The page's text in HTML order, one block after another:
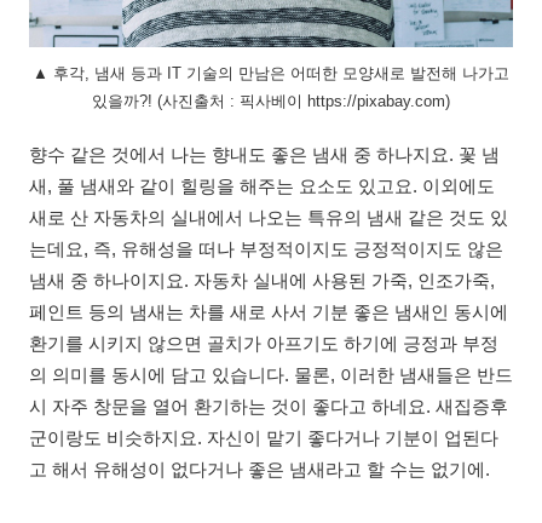
▲ 후각, 냄새 등과 IT 기술의 만남은 어떠한 모양새로 발전해 나가고
있을까?! (사진출처 : 픽사베이 https://pixabay.com)
향수 같은 것에서 나는 향내도 좋은 냄새 중 하나지요. 꽃 냄
새, 풀 냄새와 같이 힐링을 해주는 요소도 있고요. 이외에도
새로 산 자동차의 실내에서 나오는 특유의 냄새 같은 것도 있
는데요, 즉, 유해성을 떠나 부정적이지도 긍정적이지도 않은
냄새 중 하나이지요. 자동차 실내에 사용된 가죽, 인조가죽,
페인트 등의 냄새는 차를 새로 사서 기분 좋은 냄새인 동시에
환기를 시키지 않으면 골치가 아프기도 하기에 긍정과 부정
의 의미를 동시에 담고 있습니다. 물론, 이러한 냄새들은 반드
시 자주 창문을 열어 환기하는 것이 좋다고 하네요. 새집증후
군이랑도 비슷하지요. 자신이 맡기 좋다거나 기분이 업된다
고 해서 유해성이 없다거나 좋은 냄새라고 할 수는 없기에.